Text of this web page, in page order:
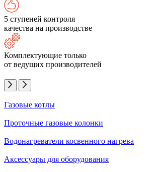
5 ступеней контроля
качества на производстве
Комплектующие только
от ведущих производителей
Газовые котлы
Проточные газовые колонки
Водонагреватели косвенного нагрева
Аксессуары для оборудования